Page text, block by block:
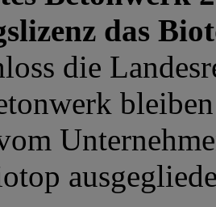
das
die